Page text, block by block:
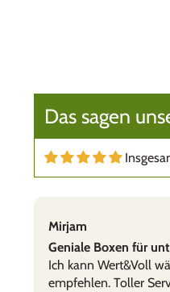
Das sagen
Mirjam
Geniale Boxen für
Ich kann Wert&Voll
empfehlen. Toller